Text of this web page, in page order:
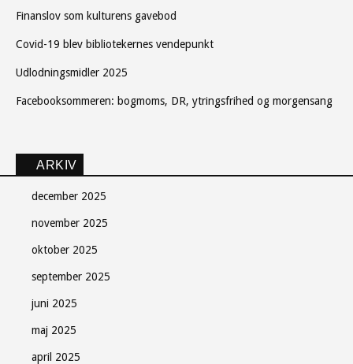
Finanslov som kulturens gavebod
Covid-19 blev bibliotekernes vendepunkt
Udlodningsmidler 2025
Facebooksommeren: bogmoms, DR, ytringsfrihed og morgensang
ARKIV
december 2025
november 2025
oktober 2025
september 2025
juni 2025
maj 2025
april 2025